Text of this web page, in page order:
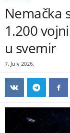
Nemačka
1.200
u svemir
7. July 2026.